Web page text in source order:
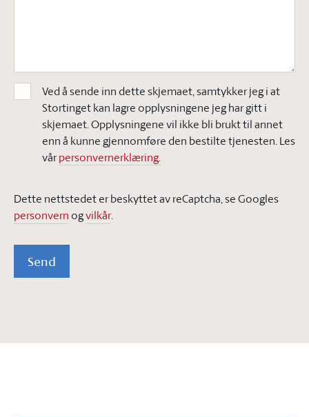
Ved å sende inn dette skjemaet, samtykker jeg i at
Stortinget kan lagre opplysningene jeg har gitt i
skjemaet. Opplysningene vil ikke bli brukt til annet
enn å kunne gjennomføre den bestilte tjenesten. Les
vårpersonvernerklæring.
Dette nettstedet er beskyttet av reCaptcha, se Googles
personvern ogvilkår.
Send